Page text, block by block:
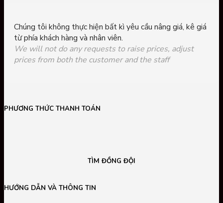
Chúng tôi không thực hiện bất kì yêu cầu nâng giá, kê giá
từ phía khách hàng và nhân viên.
We will not do any requests to raise prices, adjust
prices from both the customer and the staff
PHƯƠNG THỨC THANH TOÁN
TÌM ĐỒNG ĐỘI
HƯỚNG DẪN VÀ THÔNG TIN